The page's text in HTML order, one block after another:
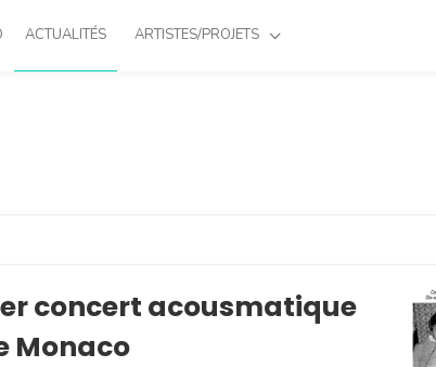
ACTUALITÉS ARTISTES/PROJETS
concert acousmatique
Monaco